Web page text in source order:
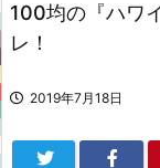
100均の『ハワ
レ！
2019年7月18日